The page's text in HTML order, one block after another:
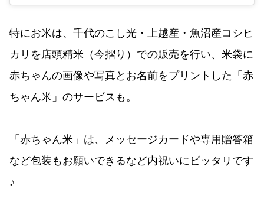
特にお米は、千代のこし光・上越産・魚沼産コシヒ
カリを店頭精米（今摺り）での販売を行い、米袋に
赤ちゃんの画像や写真とお名前をプリントした「赤
ちゃん米」のサービスも。
「赤ちゃん米」は、メッセージカードや専用贈答箱
など包装もお願いできるなど内祝いにピッタリです
♪